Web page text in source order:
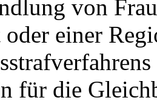
von
einer
für die